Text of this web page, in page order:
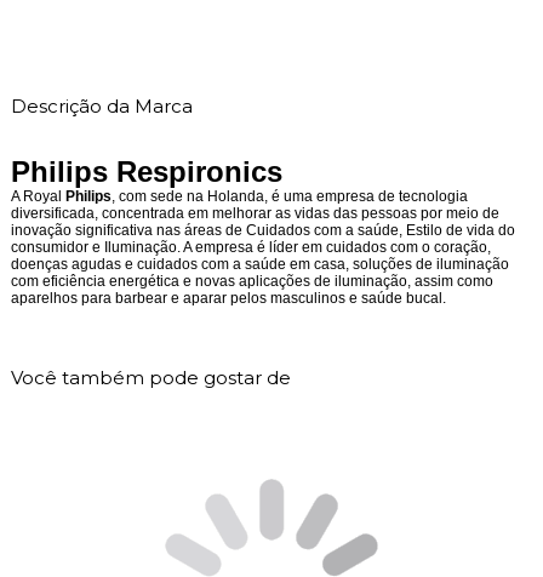
Descrição da Marca
Philips Respironics
A Royal Philips, com sede na Holanda, é uma empresa de tecnologia
diversificada, concentrada em melhorar as vidas das pessoas por meio de
inovação significativa nas áreas de Cuidados com a saúde, Estilo de vida do
consumidor e Iluminação. A empresa é líder em cuidados com o coração,
doenças agudas e cuidados com a saúde em casa, soluções de iluminação
com eficiência energética e novas aplicações de iluminação, assim como
aparelhos para barbear e aparar pelos masculinos e saúde bucal.
Você também pode gostar de